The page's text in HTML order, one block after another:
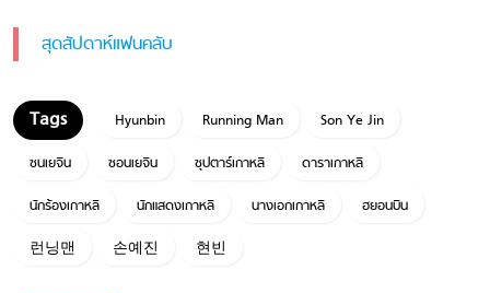
สุดสัปดาห์แฟนคลับ
Hyunbin Running Man
Son Ye Jin
ซนเยจิน
ซอนเยจิน ซุปตาร์เกาหลี
ดาราเกาหลี
นักร้องเกาหลี
นักแสดงเกาหลี นางเอกเกาหลี
ฮยอนบิน
런닝맨
손예진 현빈